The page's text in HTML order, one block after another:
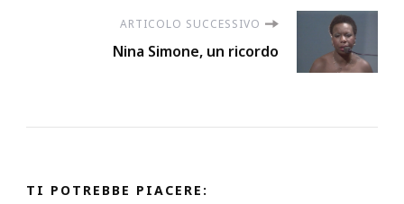
ARTICOLO SUCCESSIVO
Nina Simone, un ricordo
TI POTREBBE PIACERE: